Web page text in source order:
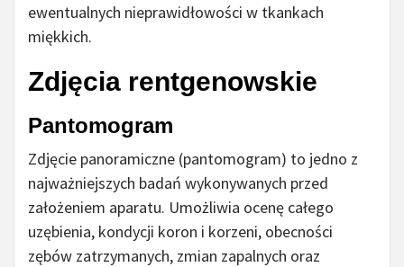
ewentualnych nieprawidłowości w tkankach
miękkich.
Zdjęcia rentgenowskie
Pantomogram
Zdjęcie panoramiczne (pantomogram) to jedno z
najważniejszych badań wykonywanych przed
założeniem aparatu. Umożliwia ocenę całego
uzębienia, kondycji koron i korzeni, obecności
zębów zatrzymanych, zmian zapalnych oraz